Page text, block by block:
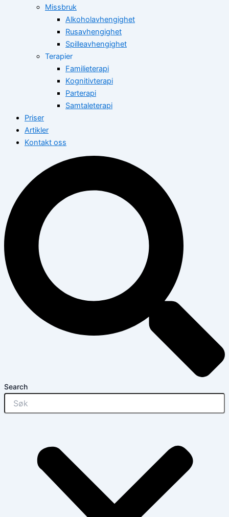
Missbruk
Alkoholavhengighet
Rusavhengighet
Spilleavhengighet
Terapier
Familieterapi
Kognitivterapi
Parterapi
Samtaleterapi
Priser
Artikler
Kontakt oss
Search